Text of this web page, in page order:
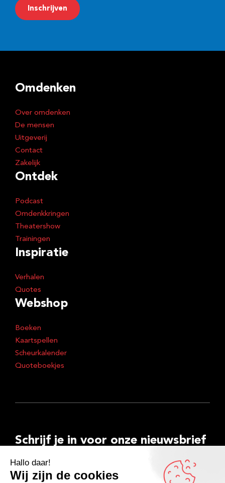
a
r
s
Inschrijven
Omdenken
Over omdenken
De mensen
Uitgeverij
Contact
Zakelijk
Ontdek
Podcast
Omdenkkringen
Theatershow
Trainingen
Inspiratie
Verhalen
Quotes
Webshop
Boeken
Kaartspellen
Scheurkalender
Quoteboekjes
Schrijf je in voor onze nieuwsbrief
E-